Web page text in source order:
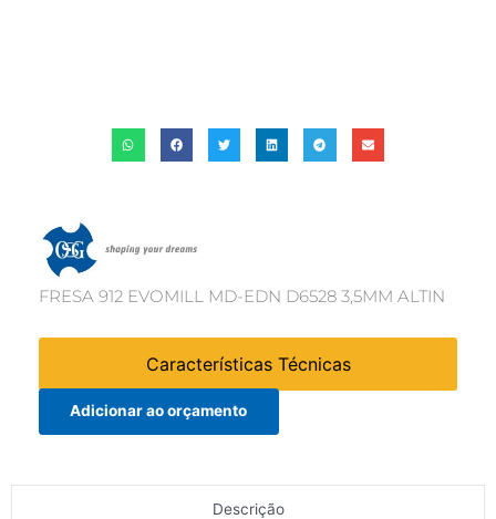
FRESA 912 EVOMILL MD-EDN D6528 3,5MM ALTIN
Características Técnicas
Adicionar ao orçamento
Descrição